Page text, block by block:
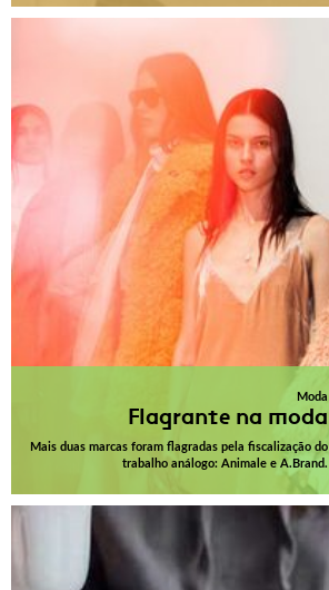
Moda
Flagrante na moda
Mais duas marcas foram flagradas pela fiscalização do
trabalho análogo: Animale e A.Brand.